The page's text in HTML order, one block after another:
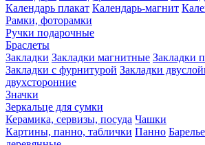
Календарь плакат Календарь-магнит
Рамки, фоторамки
Ручки подарочные
Браслеты
Закладки Закладки магнитные Закладки
Закладки с фурнитурой Закладки
двухсторонние
Значки
Зеркальце для сумки
Керамика, сервизы, посуда Чашки
Картины, панно, таблички Панно